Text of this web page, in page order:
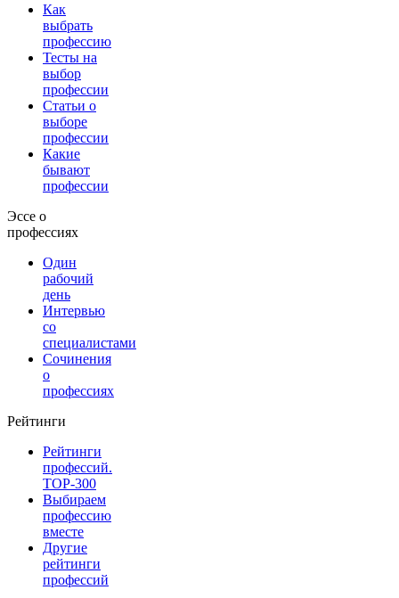
Как
выбрать
профессию
Тесты на
выбор
профессии
Статьи о
выборе
профессии
Какие
бывают
профессии
Эссе о
профессиях
Один
рабочий
день
Интервью
со
специалистами
Сочинения
о
профессиях
Рейтинги
Рейтинги
профессий.
TOP-300
Выбираем
профессию
вместе
Другие
рейтинги
профессий